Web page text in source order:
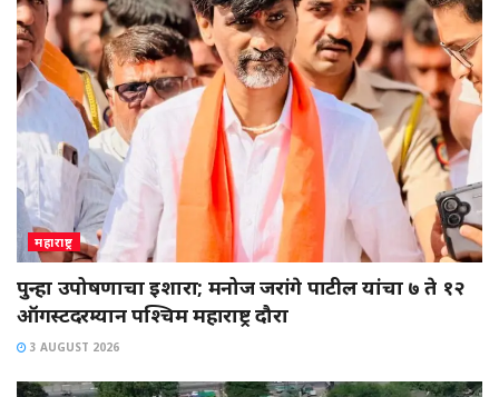
महाराष्ट्र
पुन्हा उपोषणाचा इशारा; मनोज जरांगे पाटील यांचा ७ ते १२
ऑगस्टदरम्यान पश्चिम महाराष्ट्र दौरा
3 AUGUST 2026